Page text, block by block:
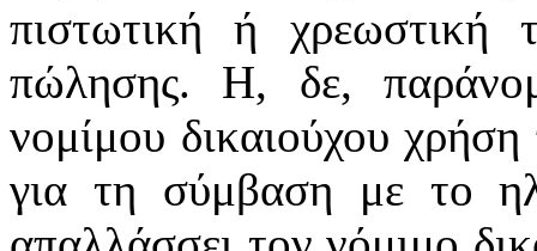
πιστωτική ή χρεωστική
πώλησης. Η, δε,
νομίμου δικαιούχου
για τη σύμβαση με το